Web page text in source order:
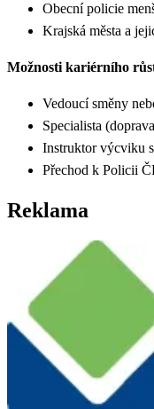
Obecní policie
Krajská města a
Možnosti kariérního
Vedoucí směny
Specialista
Instruktor výcviku
Přechod k Policii
Reklama